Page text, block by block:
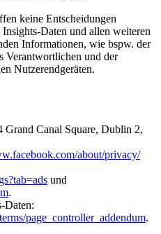
keine Entscheidungen
Daten und allen weiteren
Informationen, wie bspw. der
Verantwortlichen und der
Nutzerendgeräten.
Canal Square, Dublin 2,
about/privacy/
und
.
Daten:
page_controller_addendum.